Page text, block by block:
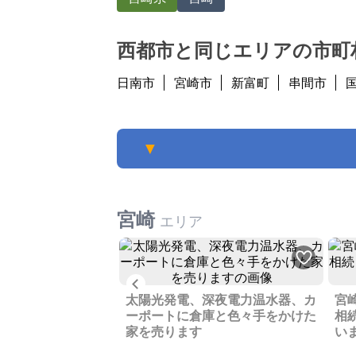
西都市と同じエリアの市町
日南市 宮崎市 新富町 串間市
▼
宮崎 エリア
Previous
太陽光発電、深夜電力温水器、カ
ーポートに倉庫と色々手をかけた
家を売ります
宮
相
い